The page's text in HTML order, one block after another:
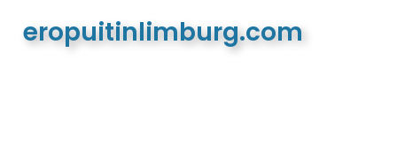
eropuitinlimburg.com